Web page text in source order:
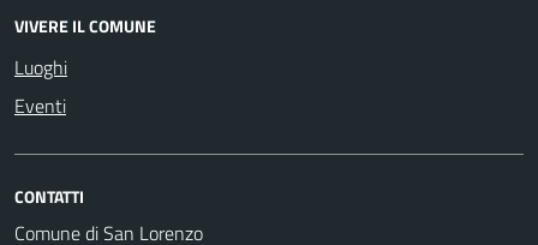
VIVERE IL COMUNE
Luoghi
Eventi
CONTATTI
Comune di San Lorenzo